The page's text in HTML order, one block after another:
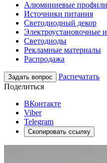
Алюминиевые профили
Источники питания
Светодиодный декор
Электроустановочные
Светодиоды
Рекламные материалы
Распродажа
Задать вопрос
Распечатать
Поделиться
ВКонтакте
Viber
Telegram
Скопировать ссылку